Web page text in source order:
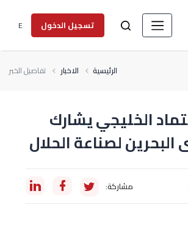
تسجيل الدخول E
الرئيسية الاخبار تفاصيل الخبر
الخليجي يشارك
لصناعة الحلال
مشاركة: